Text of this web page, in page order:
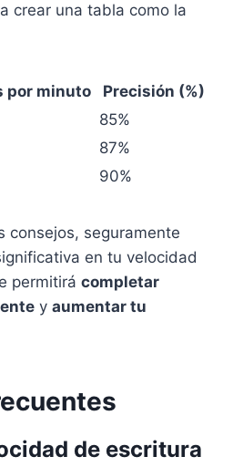
crear una tabla como la
por minuto
Precisión (%)
85%
87%
90%
consejos, seguramente
en tu velocidad
permitirá completar
y aumentar tu
de escritura